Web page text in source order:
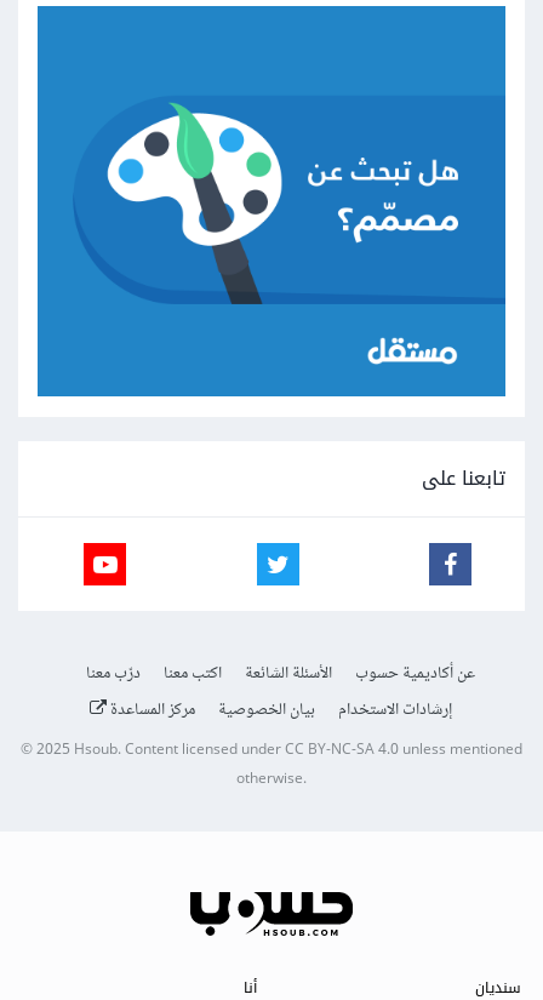
تابعنا على
عن أكاديمية حسوب الأسئلة الشائعة اكتب معنا
درّب معنا
إرشادات الاستخدام
بيان الخصوصية مركز المساعدة
© 2025Hsoub.Content licensed underCC BY-NC-SA 4.0unless mentioned
otherwise.